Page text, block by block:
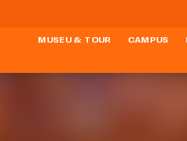
MUSEU & TOUR CAMPUS